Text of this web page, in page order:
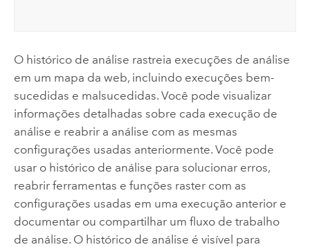
O histórico de análise rastreia execuções de análise
em um mapa da web, incluindo execuções bem-
sucedidas e malsucedidas. Você pode visualizar
informações detalhadas sobre cada execução de
análise e reabrir a análise com as mesmas
configurações usadas anteriormente. Você pode
usar o histórico de análise para solucionar erros,
reabrir ferramentas e funções raster com as
configurações usadas em uma execução anterior e
documentar ou compartilhar um fluxo de trabalho
de análise. O histórico de análise é visível para